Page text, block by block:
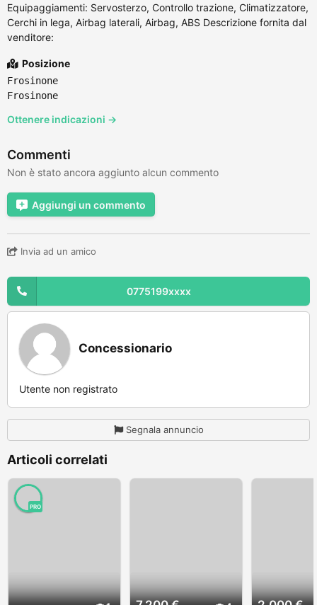
Equipaggiamenti: Servosterzo, Controllo trazione, Climatizzatore,
Cerchi in lega, Airbag laterali, Airbag, ABS Descrizione fornita dal
venditore:
Posizione
Frosinone
Frosinone
Ottenere indicazioni →
Commenti
Non è stato ancora aggiunto alcun commento
Aggiungi un commento
Invia ad un amico
0775199xxxx
Concessionario
Utente non registrato
Segnala annuncio
Articoli correlati
PRO